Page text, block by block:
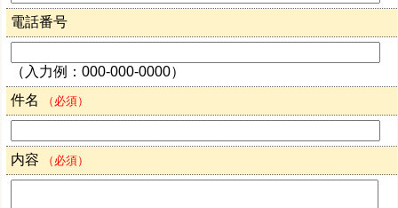
電話番号
（入力例：000-000-0000）
件名
（必須）
内容 （必須）